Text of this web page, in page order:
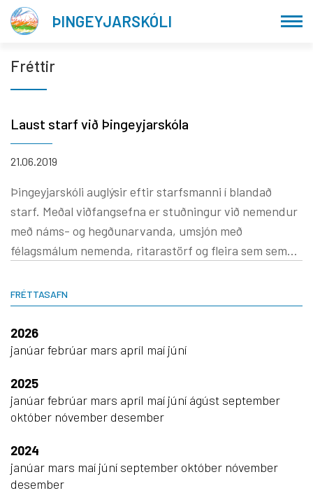
Fara
ÞINGEYJARSKÓLI
Fréttir
Laust starf við Þingeyjarskóla
21.06.2019
Þingeyjarskóli auglýsir eftir starfsmanni í blandað
starf. Meðal viðfangsefna er stuðningur við nemendur
með náms- og hegðunarvanda, umsjón með
félagsmálum nemenda, ritarastörf og fleira sem sem
FRÉTTASAFN
2026
janúarfebrúar mars apríl maí júní
2025
janúarfebrúar mars apríl maí júní ágúst september
október nóvember desember
2024
janúar mars maí júní september október nóvember
desember